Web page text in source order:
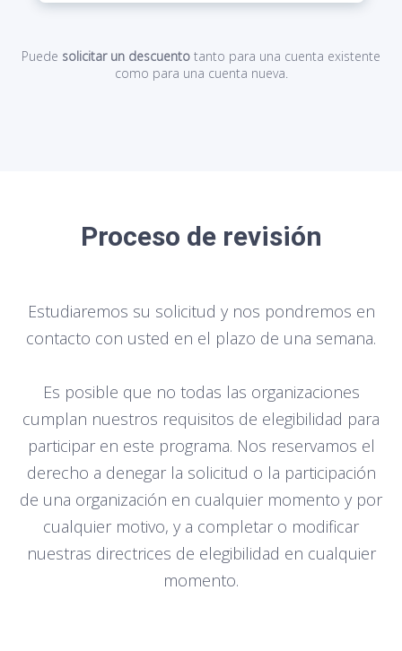
Puede solicitar un descuento tanto para una cuenta existente
como para una cuenta nueva.
Proceso de revisión
Estudiaremos su solicitud y nos pondremos en
contacto con usted en el plazo de una semana.
Es posible que no todas las organizaciones
cumplan nuestros requisitos de elegibilidad para
participar en este programa. Nos reservamos el
derecho a denegar la solicitud o la participación
de una organización en cualquier momento y por
cualquier motivo, y a completar o modificar
nuestras directrices de elegibilidad en cualquier
momento.